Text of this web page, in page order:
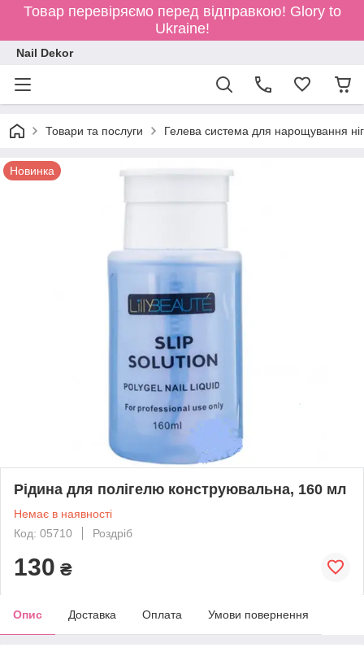
Товар перевіряємо перед відправкою! Glory to
Ukraine!
Nail Dekor
Товари та послуги Гелева система для нарощування
Новинка
Рідина для полігелю конструювальна, 160 мл
Немає в наявності
Код: 05710
Роздріб
130 ₴
Опис Доставка Оплата Умови повернення